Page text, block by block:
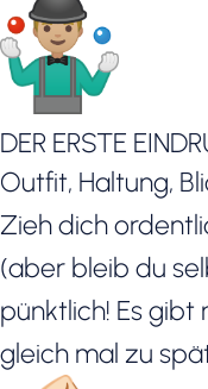
DER ERSTE
Outfit, Haltung,
Zieh dich
(aber bleib du
pünktlich! Es gibt
gleich mal zu